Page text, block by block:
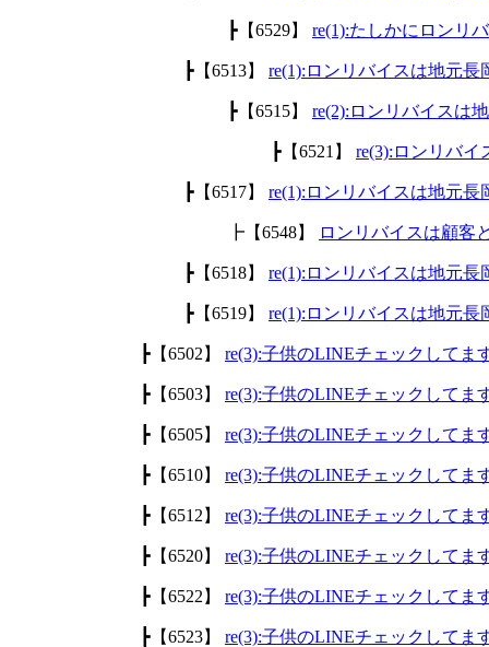
┣【6529】 re(1):たしかにロンリ
┣【6513】 re(1):ロンリバイスは地元
┣【6515】 re(2):ロンリバイスは
┣【6521】 re(3):ロンリバ
┣【6517】 re(1):ロンリバイスは地元
┣【6548】 ロンリバイスは顧客
┣【6518】 re(1):ロンリバイスは地元
┣【6519】 re(1):ロンリバイスは地元
┣【6502】 re(3):子供のLINEチェックしてま
┣【6503】 re(3):子供のLINEチェックしてま
┣【6505】 re(3):子供のLINEチェックしてま
┣【6510】 re(3):子供のLINEチェックしてま
┣【6512】 re(3):子供のLINEチェックしてま
┣【6520】 re(3):子供のLINEチェックしてま
┣【6522】 re(3):子供のLINEチェックしてま
┣【6523】 re(3):子供のLINEチェックしてま